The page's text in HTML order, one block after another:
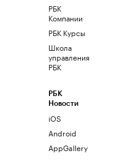
РБК
Компании
РБК Курсы
Школа
управления
РБК
РБК
Новости
iOS
Android
AppGallery